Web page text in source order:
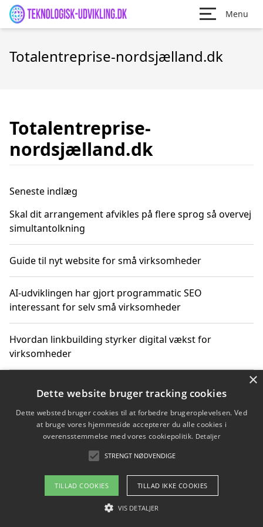
Menu
Totalentreprise-nordsjælland.dk
Totalentreprise-
nordsjælland.dk
Seneste indlæg
Skal dit arrangement afvikles på flere sprog så overvej
simultantolkning
Guide til nyt website for små virksomheder
AI-udviklingen har gjort programmatic SEO
interessant for selv små virksomheder
Hvordan linkbuilding styrker digital vækst for
virksomheder
Sådan har udviklingen inden for genbrug af elektronik
ændret sig
Copyright 2026 - Pilanto Aps
×
Dette website bruger tracking cookies
Dette websted bruger cookies til at forbedre brugeroplevelsen. Ved
at bruge vores hjemmeside accepterer du alle cookies i
overensstemmelse med vores cookiepolitik. Detaljer
STRENGT NØDVENDIGE
TILLAD COOKIES TILLAD IKKE COOKIES
VIS DETALJER